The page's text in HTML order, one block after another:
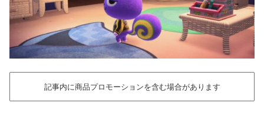
記事内に商品プロモーションを含む場合があります